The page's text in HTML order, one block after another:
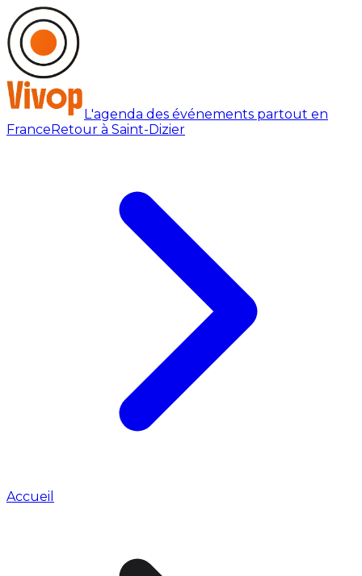
L'agenda des événements partout en
FranceRetour à Saint-Dizier
Accueil